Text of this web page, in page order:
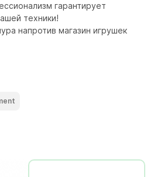
гарантирует
техники!
напротив магазин игрушек